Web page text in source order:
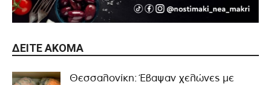
ΔΕΊΤΕ ΑΚΌΜΑ
Θεσσαλονίκη: Έβαψαν χελώνες με